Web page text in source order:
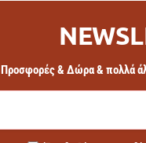
Προσφορές & Δώρα & πολλά